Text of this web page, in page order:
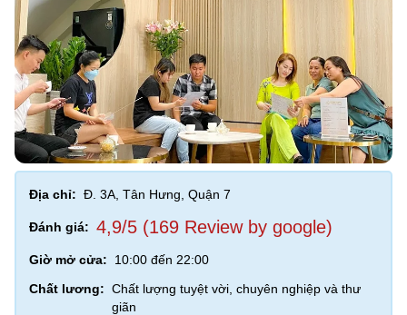
Địa chỉ: Đ. 3A, Tân Hưng, Quận 7
Đánh giá: 4,9/5 (169 Review by google)
Giờ mở cửa:
10:00 đến 22:00
Chất lương: Chất lượng tuyệt vời, chuyên nghiệp và thư
giãn